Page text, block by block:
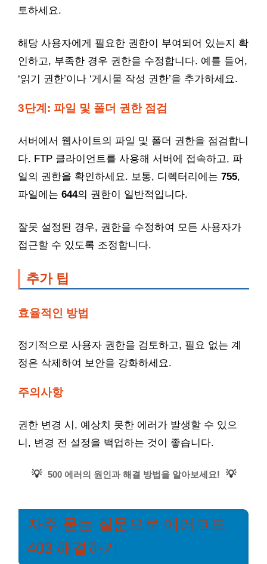
토하세요.
해당 사용자에게 필요한 권한이 부여되어 있는지 확
인하고, 부족한 경우 권한을 수정합니다. 예를 들어,
‘읽기 권한’이나 ‘게시물 작성 권한’을 추가하세요.
3단계: 파일 및 폴더 권한 점검
서버에서 웹사이트의 파일 및 폴더 권한을 점검합니
다. FTP 클라이언트를 사용해 서버에 접속하고, 파
일의 권한을 확인하세요. 보통, 디렉터리에는 755,
파일에는 644의 권한이 일반적입니다.
잘못 설정된 경우, 권한을 수정하여 모든 사용자가
접근할 수 있도록 조정합니다.
추가 팁
효율적인 방법
정기적으로 사용자 권한을 검토하고, 필요 없는 계
정은 삭제하여 보안을 강화하세요.
주의사항
권한 변경 시, 예상치 못한 에러가 발생할 수 있으
니, 변경 전 설정을 백업하는 것이 좋습니다.
💡 500 에러의 원인과 해결 방법을 알아보세요! 💡
자주 묻는 질문으로 에러코드
403 해결하기